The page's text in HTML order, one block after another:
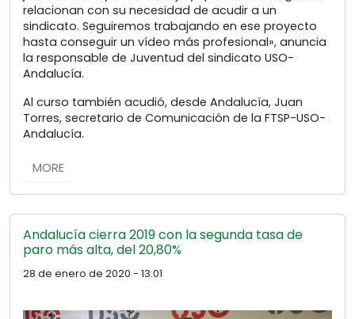
relacionan con su necesidad de acudir a un
sindicato. Seguiremos trabajando en ese proyecto
hasta conseguir un vídeo más profesional», anuncia
la responsable de Juventud del sindicato USO-
Andalucía.
Al curso también acudió, desde Andalucía, Juan
Torres, secretario de Comunicación de la FTSP-USO-
Andalucía.
MORE
Andalucía cierra 2019 con la segunda tasa de
paro más alta, del 20,80%
28 de enero de 2020 - 13:01